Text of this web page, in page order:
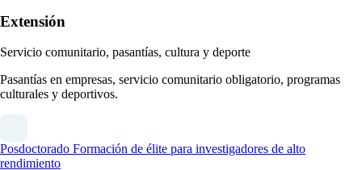
Extensión
Servicio comunitario, pasantías, cultura y deporte
Pasantías en empresas, servicio comunitario obligatorio, programas
culturales y deportivos.
Posdoctorado Formación de élite para investigadores de alto
rendimiento